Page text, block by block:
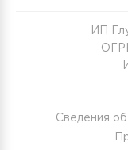
ИП
Сведения об